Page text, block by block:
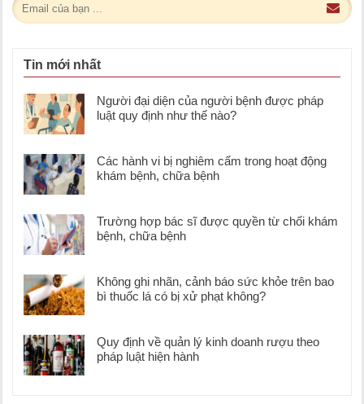
Tin mới nhất
Người đại diện của người bệnh được pháp
luật quy định như thế nào?
Các hành vi bị nghiêm cấm trong hoạt động
khám bệnh, chữa bệnh
Trường hợp bác sĩ được quyền từ chối khám
bệnh, chữa bệnh
Không ghi nhãn, cảnh báo sức khỏe trên bao
bì thuốc lá có bị xử phạt không?
Quy định về quản lý kinh doanh rượu theo
pháp luật hiện hành